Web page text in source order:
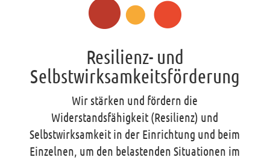
Resilienz- und
Selbstwirksamkeitsförderung
Wir stärken und fördern die
Widerstandsfähigkeit (Resilienz) und
Selbstwirksamkeit in der Einrichtung und beim
Einzelnen, um den belastenden Situationen im